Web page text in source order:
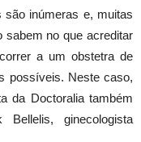
são inúmeras e, muitas
no que acreditar
a um obstetra de
possíveis. Neste caso,
da Doctoralia também
Bellelis, ginecologista